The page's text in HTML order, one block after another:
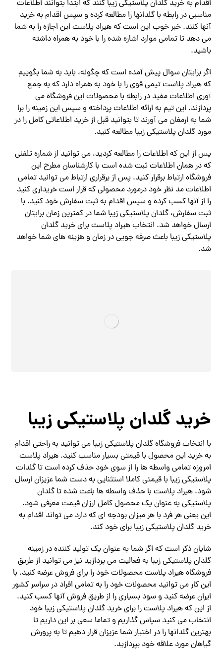
اقدام به خرید گلدان پلاستیکی زیبا کنند که ابتدا بتوانند اطلاعات
مناسبی در رابطه با گلدانها را مطالعه کرده و سپس اقدام به خرید
آنها کنند. خبر خوب این است که هیراد پلاست این اجازه را به شما
می دهد تا تمامی موارد اشاره شده را با خود به همراه داشته
باشید.
اگر برایتان سوال پیش آمده است که چگونه، باید به شما بگوییم
که هیراد پلاست تیمی قوی را با خود به همراه دارد که به جمع
آوری اطلاعات مفید در رابطه با محصولات این فروشگاه می
پردازند. این تیم به ارائه اطلاعات پرداخته و سپس این زمینه را برا
شما به ارمغان می آورند تا بتوانید قبل از خرید اطلاعاتی کامل را در
مورد گلدان پلاستیکی زیبا مطالعه کنید.
پس از این که اطلاعات را مطالعه کردید، می توانید از شماره تلفنی
که در همان اطلاعات ثبت شده است با کارشناسان مطرح این
فروشگاه ارتباط برقرار کنید. پس از برقراری ارتباط می توانید تمامی
اطلاعات مد نظر خود درمورد محصولی که قرار است خریداری کنید
را از آنها کسب کرده و سپس اقدام به ثبت سفارش خود کنید. با
ثبت سفارش، گلدان پلاستیکی زیبا شما در کمترین زمان برایتان
ارسال خواهد شد. انتخاب هیراد پلاست برای خرید گلدان
پلاستیکی زیبا باعث صرفه جویی در زمان و هزینه های شما خواهد
شد.
خرید گلدان پلاستیکی زیبا
با انتخاب فروشگاه گلدان پلاستیکی زیبا می توانید به راحتی اقدام
به خرید این محصول با قیمتی بسیار مناسب کنید. هیراد پلاست
امروزه تمامی واسطه ها را از سوی خود حذف کرده است تا گلدات
پلاستیکی زیبا با قیمتی کاملا استثنایی به دست شما عزیزان ارسال
شود. هیراد پلاست با حذف واسطه ها باعث شده تا گلدان
پلاستیکی به عنوان یک محصول کامل ارزان قیمت معرفی شود.
این یعنی هر فرد با هر میزان بودجه ای که دارد می تواند اقدام به
خرید گلدان پلاستیکی زیبا برای خود کند.
شایان ذکر است که اگر شما به عنوان یک تولید کننده در زمینه
گلدان پلاستیکی زیبا به فعالیت می پردازید نیز می توانید از طریق
فروشگاه هیراد پلاست محصولات خود را برای فروش عرضه کنید. با
این کار می توانید محصولات خود را به تمامی افراد در سراسر کشور
ایران عرضه کنید و سود بسیاری را از طریق فروش آنها کسب کنید.
از این که هیراد پلاست را برای خرید گلدان پلاستیکی زیبا خود
انتخاب می کنید سپاس گذاریم و تماما سعی بر این داریم تا
بهترین گلدانها را در اختیار شما عزیزان قرار دهیم تا به پرورش
گیاهان مورد علاقه خود بپردازید.